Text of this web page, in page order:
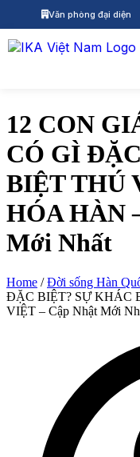
Chuyển đến nội dung
Văn phòng đại diện
12 CON
CÓ GÌ
BIỆT THÚ
HÓA HÀN
Mới Nhất
Home /Đời sống Hàn
ĐẶC BIỆT? SỰ KHÁC
VIỆT – Cập Nhật Mới